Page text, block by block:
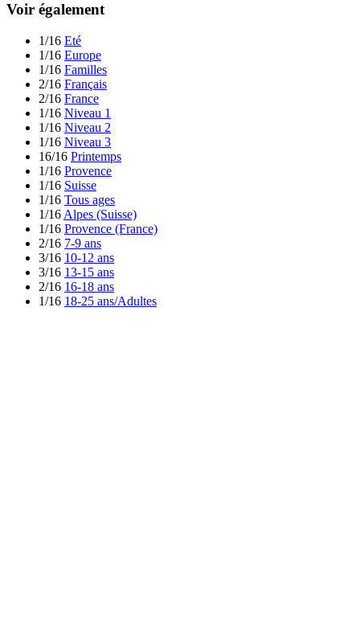
Voir également
1/16 Eté
1/16 Europe
1/16 Familles
2/16 Français
2/16 France
1/16 Niveau 1
1/16 Niveau 2
1/16 Niveau 3
16/16 Printemps
1/16 Provence
1/16 Suisse
1/16 Tous ages
1/16 Alpes (Suisse)
1/16 Provence (France)
2/16 7-9 ans
3/16 10-12 ans
3/16 13-15 ans
2/16 16-18 ans
1/16 18-25 ans/Adultes